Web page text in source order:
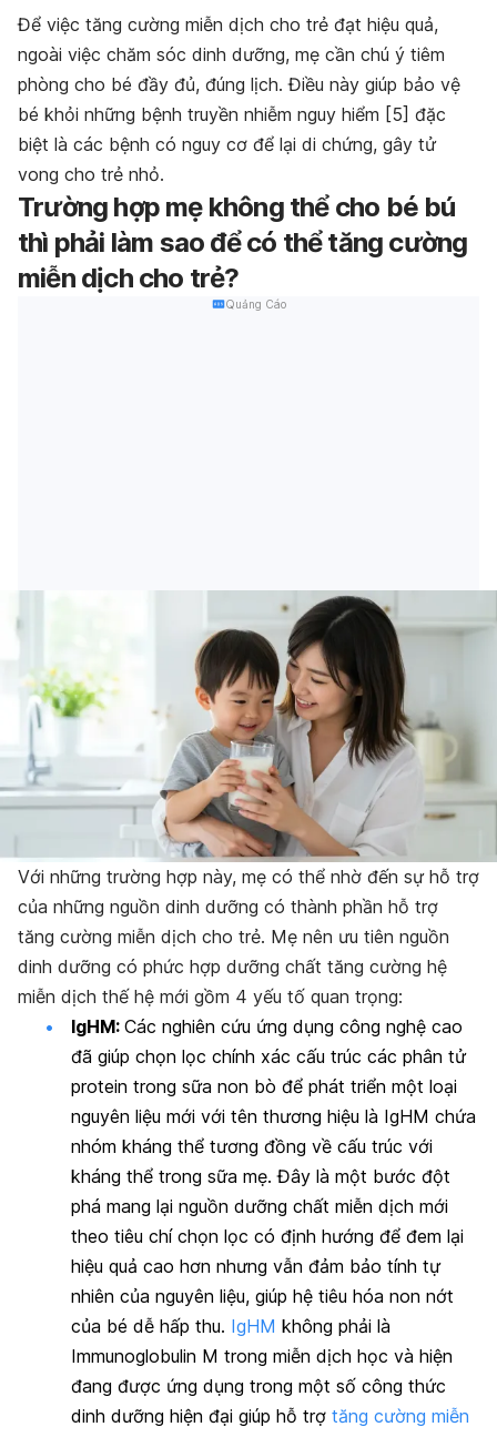
Để việc tăng cường miễn dịch cho trẻ đạt hiệu quả,
ngoài việc chăm sóc dinh dưỡng, mẹ cần chú ý tiêm
phòng cho bé đầy đủ, đúng lịch. Điều này giúp bảo vệ
bé khỏi những bệnh truyền nhiễm nguy hiểm [5] đặc
biệt là các bệnh có nguy cơ để lại di chứng, gây tử
vong cho trẻ nhỏ.
Trường hợp mẹ không thể cho bé bú
thì phải làm sao để có thể tăng cường
miễn dịch cho trẻ?
Quảng Cáo
Với những trường hợp này, mẹ có thể nhờ đến sự hỗ trợ
của những nguồn dinh dưỡng có thành phần hỗ trợ
tăng cường miễn dịch cho trẻ. Mẹ nên ưu tiên nguồn
dinh dưỡng có phức hợp dưỡng chất tăng cường hệ
miễn dịch thế hệ mới gồm 4 yếu tố quan trọng:
IgHM: Các nghiên cứu ứng dụng công nghệ cao
đã giúp chọn lọc chính xác cấu trúc các phân tử
protein trong sữa non bò để phát triển một loại
nguyên liệu mới với tên thương hiệu là IgHM chứa
nhóm kháng thể tương đồng về cấu trúc với
kháng thể trong sữa mẹ. Đây là một bước đột
phá mang lại nguồn dưỡng chất miễn dịch mới
theo tiêu chí chọn lọc có định hướng để đem lại
hiệu quả cao hơn nhưng vẫn đảm bảo tính tự
nhiên của nguyên liệu, giúp hệ tiêu hóa non nớt
của bé dễ hấp thu. IgHM không phải là
Immunoglobulin M trong miễn dịch học và hiện
đang được ứng dụng trong một số công thức
dinh dưỡng hiện đại giúp hỗ trợ tăng cường miễn